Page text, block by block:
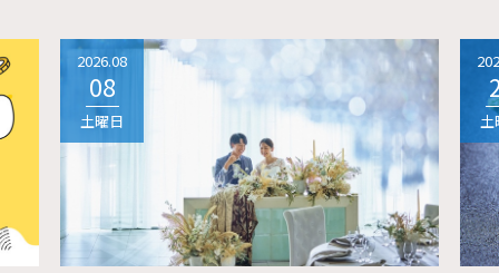
2026.08
08
土曜日 土